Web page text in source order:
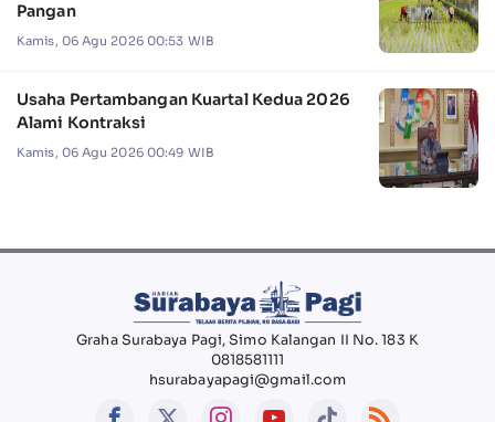
Pangan
Kamis, 06 Agu 2026 00:53 WIB
Usaha Pertambangan Kuartal Kedua 2026
Alami Kontraksi
Kamis, 06 Agu 2026 00:49 WIB
Graha Surabaya Pagi, Simo Kalangan II No. 183 K
0818581111
hsurabayapagi@gmail.com